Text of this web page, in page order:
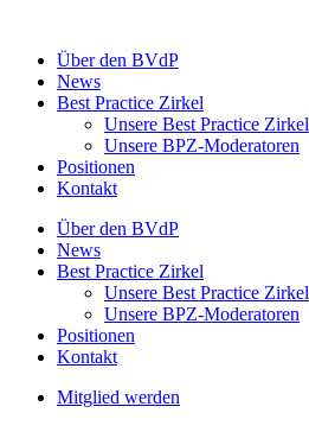
springenÜber den BVdP
News
Best Practice Zirkel
Unsere Best Practice Zirkel
Unsere BPZ-Moderatoren
Positionen
Kontakt
Über den BVdP
News
Best Practice Zirkel
Unsere Best Practice Zirkel
Unsere BPZ-Moderatoren
Positionen
Kontakt
Mitglied werden